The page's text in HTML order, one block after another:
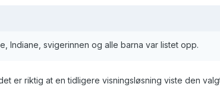
Indiane, svigerinnen og alle barna var listet opp.
er riktig at en tidligere visningsløsning viste den